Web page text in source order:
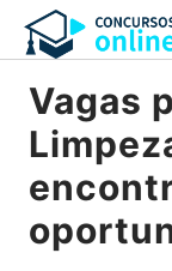
Pular
para
conteúdo
Vagas